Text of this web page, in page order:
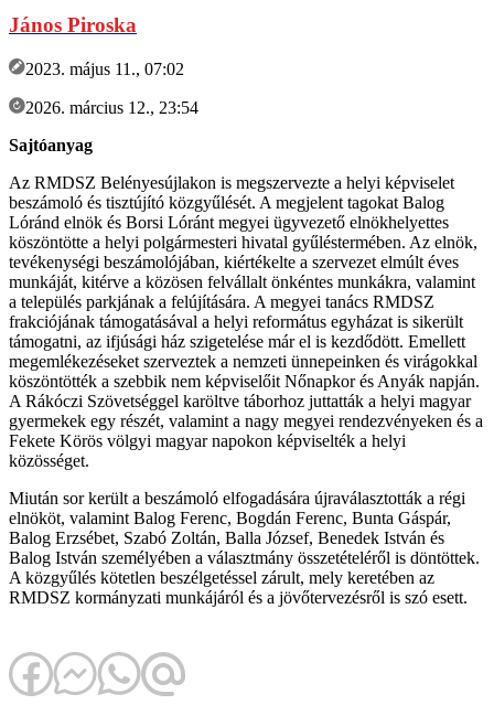
János Piroska
2023. május 11., 07:02
2026. március 12., 23:54
Sajtóanyag
Az RMDSZ Belényesújlakon is megszervezte a helyi képviselet
beszámoló és tisztújító közgyűlését. A megjelent tagokat Balog
Lóránd elnök és Borsi Lóránt megyei ügyvezető elnökhelyettes
köszöntötte a helyi polgármesteri hivatal gyűléstermében. Az elnök,
tevékenységi beszámolójában, kiértékelte a szervezet elmúlt éves
munkáját, kitérve a közösen felvállalt önkéntes munkákra, valamint
a település parkjának a felújítására. A megyei tanács RMDSZ
frakciójának támogatásával a helyi református egyházat is sikerült
támogatni, az ifjúsági ház szigetelése már el is kezdődött. Emellett
megemlékezéseket szerveztek a nemzeti ünnepeinken és virágokkal
köszöntötték a szebbik nem képviselőit Nőnapkor és Anyák napján.
A Rákóczi Szövetséggel karöltve táborhoz juttatták a helyi magyar
gyermekek egy részét, valamint a nagy megyei rendezvényeken és a
Fekete Körös völgyi magyar napokon képviselték a helyi
közösséget.
Miután sor került a beszámoló elfogadására újraválasztották a régi
elnököt, valamint Balog Ferenc, Bogdán Ferenc, Bunta Gáspár,
Balog Erzsébet, Szabó Zoltán, Balla József, Benedek István és
Balog István személyében a választmány összetételéről is döntöttek.
A közgyűlés kötetlen beszélgetéssel zárult, mely keretében az
RMDSZ kormányzati munkájáról és a jövőtervezésről is szó esett.